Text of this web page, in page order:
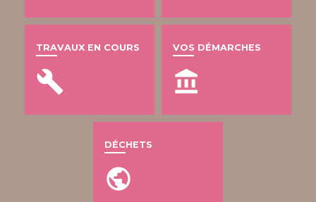
TRAVAUX EN COURS
build
VOS DÉMARCHES
account_balance
DÉCHETS
public